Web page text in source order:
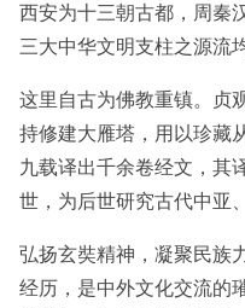
西安为十三朝古都，周秦
三大中华文明支柱之源流
这里自古为佛教重镇。贞
持修建大雁塔，用以珍藏
九载译出千余卷经文，其
世，为后世研究古代中亚
弘扬玄奘精神，凝聚民族
经历，是中外文化交流的